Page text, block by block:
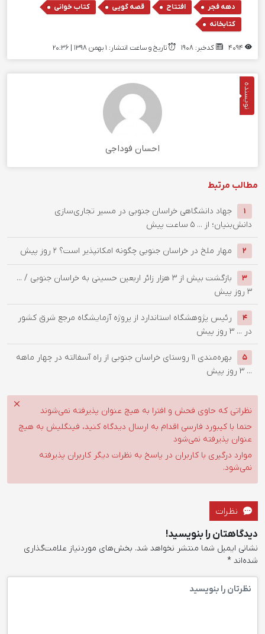
دهه فجر , افتتاح , قصه گویی , کتاب خوانی
کتابخانه
کدخبر: 1908 تاریخ و ساعت انتشار: ۱ بهمن ۱۳۹۸ | 20:36
نویسنده
احسان فوداجی
مطالب مرتبط
1
جهاد دانشگاهی خراسان جنوبی در مسیر تجاری‌سازی
دانش‌بنیان؛ از ... 5 ساعت پیش
2 ‌مهار ملخ در خراسان جنوبی چگونه امکانپذیر است؟ 2 روز پیش
3
بازگشت بیش از ۳ هزار زائر اربعین حسینی به خراسان جنوبی / ...
3 روز پیش
4
رئیس پژوهشگاه استاندارد از پروژه آزمایشگاه مرجع شرق کشور
در ... 3 روز پیش
5
بهره‌مندی ۱۱ روستای خراسان جنوبی از راه آسفالته در چهار ماهه
... 3 روز پیش
نظراتی که حاوی فحش و افترا به هیچ عنوان پذیرفته نمی‌شوند
حتما با کیبورد فارسی اقدام به ارسال دیدگاه کنید، فینگلیش به هیچ
عنوان پذیرفته نمی‌شود
موارد درگیری با کاربران در پاسخ به نظرات دیگر کاربران پذیرفته
نمی‌شود.
نظرات
دیدگاهتان را بنویسید!
نشانی ایمیل شما منتشر نخواهد شد. بخش‌های موردنیاز علامت‌گذاری
شده‌اند *